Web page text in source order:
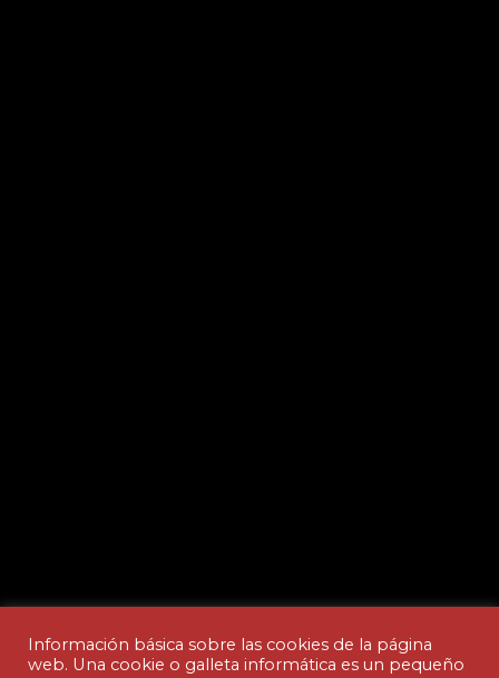
Información básica sobre las cookies de la página
web. Una cookie o galleta informática es un pequeño